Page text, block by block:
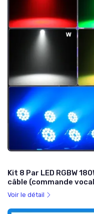
Kit 8 Par LED RGBW
câble (commande
Voir le détail